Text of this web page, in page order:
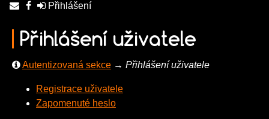
Přihlášení
Přihlášení uživatele
Autentizovaná sekce → Přihlášení uživatele
Registrace uživatele
Zapomenuté heslo